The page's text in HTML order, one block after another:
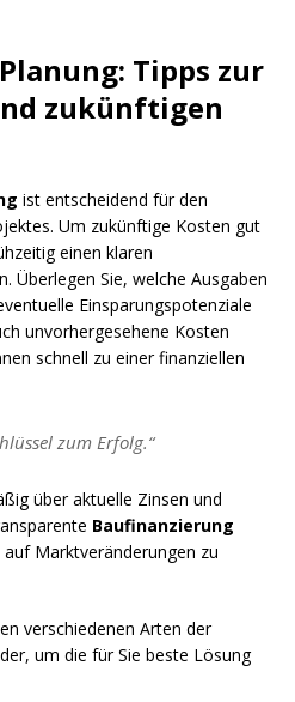
Tipps zur
zukünftigen
ist entscheidend für den
Um zukünftige Kosten gut
einen klaren
Überlegen Sie, welche Ausgaben
Einsparungspotenziale
unvorhergesehene Kosten
schnell zu einer finanziellen
zum Erfolg.“
über aktuelle Zinsen und
Baufinanzierung
Marktveränderungen zu
verschiedenen Arten der
um die für Sie beste Lösung